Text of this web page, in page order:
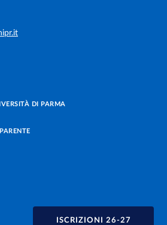
ISCRIZIONI 26-27
DI PARMA